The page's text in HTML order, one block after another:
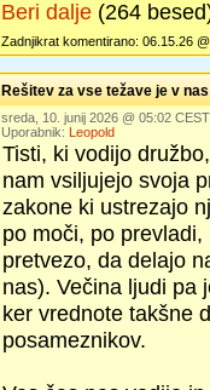
Beri dalje (264
Zadnjikrat komentirano: 06.15.26
Rešitev za vse težave je v nas
sreda, 10. junij 2026 @ 05:02 CEST
Uporabnik: Leopold
Tisti, ki vodijo
nam vsiljujejo svoja
zakone ki ustrezajo
po moči, po
pretvezo, da delajo
nas). Večina ljudi pa
ker vrednote takšne
posameznikov.